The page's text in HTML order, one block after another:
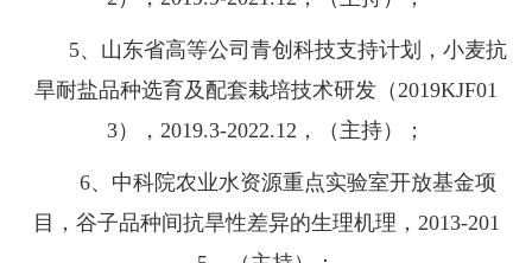
5、山东省高等公司青创科技支持计划，小麦抗
旱耐盐品种选育及配套栽培技术研发（2019KJF01
3），2019.3-2022.12，（主持）；
6、中科院农业水资源重点实验室开放基金项
目，谷子品种间抗旱性差异的生理机理，2013-201